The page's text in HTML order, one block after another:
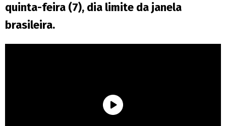
quinta-feira (7), dia limite da janela
brasileira.